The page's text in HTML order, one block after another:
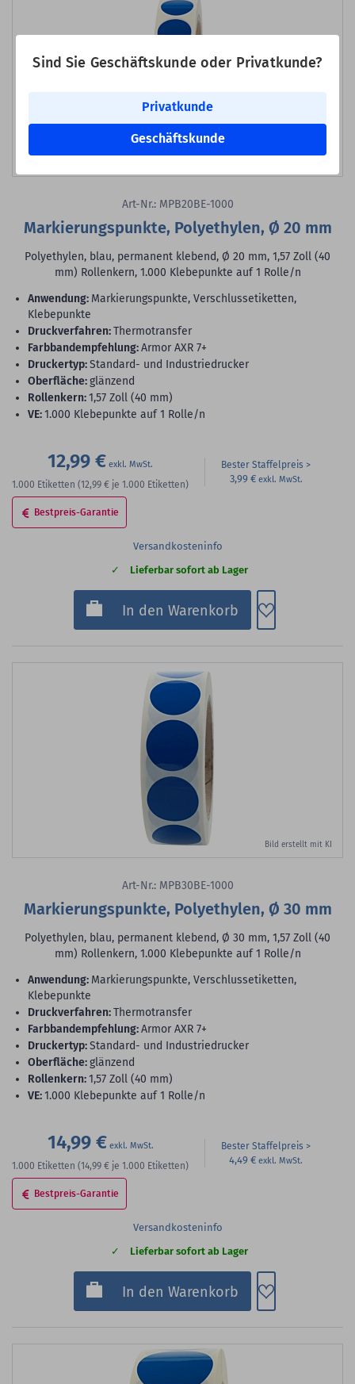
Sind Sie Geschäftskunde oder Privatkunde?
Privatkunde
Geschäftskunde
Art-Nr.: MPB20BE-1000
Markierungspunkte, Polyethylen, Ø 20 mm
Polyethylen, blau, permanent klebend, Ø 20 mm, 1,57 Zoll (40
mm) Rollenkern, 1.000 Klebepunkte auf 1 Rolle/n
Anwendung: Markierungspunkte, Verschlussetiketten,
Klebepunkte
Druckverfahren:Thermotransfer
Farbbandempfehlung:Armor AXR 7+
Druckertyp:Standard- und Industriedrucker
Oberfläche:glänzend
Rollenkern:1,57 Zoll (40 mm)
VE:1.000 Klebepunkte auf 1 Rolle/n
12,99 €
1.000 Etiketten (12,99 € je 1.000 Etiketten)
Bester Staffelpreis
3,99 €
Bestpreis-Garantie
Versandkosteninfo
Lieferbar sofort ab Lager
In den Warenkorb Zum
Bild erstellt mit KI
Art-Nr.: MPB30BE-1000
Markierungspunkte, Polyethylen, Ø 30 mm
Polyethylen, blau, permanent klebend, Ø 30 mm, 1,57 Zoll (40
mm) Rollenkern, 1.000 Klebepunkte auf 1 Rolle/n
Anwendung: Markierungspunkte, Verschlussetiketten,
Klebepunkte
Druckverfahren:Thermotransfer
Farbbandempfehlung:Armor AXR 7+
Druckertyp:Standard- und Industriedrucker
Oberfläche:glänzend
Rollenkern:1,57 Zoll (40 mm)
VE:1.000 Klebepunkte auf 1 Rolle/n
14,99 €
1.000 Etiketten (14,99 € je 1.000 Etiketten)
Bester Staffelpreis
4,49 €
Bestpreis-Garantie
Versandkosteninfo
Lieferbar sofort ab Lager
In den Warenkorb Zum